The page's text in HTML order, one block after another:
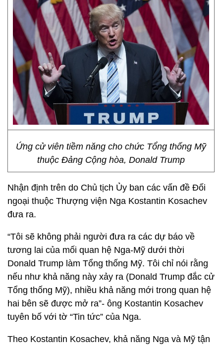
Ứng cử viên tiềm năng cho chức Tổng thống Mỹ
thuộc Đảng Cộng hòa, Donald Trump
Nhận định trên do Chủ tịch Ủy ban các vấn đề Đối
ngoại thuộc Thượng viện Nga Kostantin Kosachev
đưa ra.
“Tôi sẽ không phải người đưa ra các dự báo về
tương lai của mối quan hệ Nga-Mỹ dưới thời
Donald Trump làm Tổng thống Mỹ. Tôi chỉ nói rằng
nếu như khả năng này xảy ra (Donald Trump đắc cử
Tổng thống Mỹ), nhiều khả năng mới trong quan hệ
hai bên sẽ được mở ra”- ông Kostantin Kosachev
tuyên bố với tờ “Tin tức” của Nga.
Theo Kostantin Kosachev, khả năng Nga và Mỹ tận